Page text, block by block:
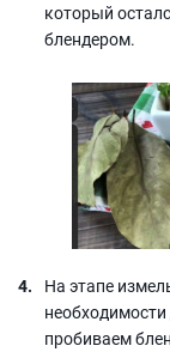
который
блендером.
На этапе
необходимости
пробиваем